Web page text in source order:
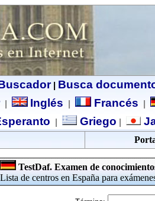
| Busca
| Inglés Francés
Griego
TestDaf. Examen de
Lista de centros en España para